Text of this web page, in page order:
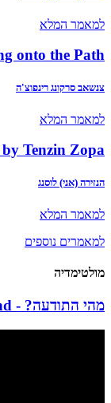
למאמר המלא
onto the Path
צנשאב סרקונג רינפוצ'ה
למאמר המלא
Tenzin Zopa
הנזירה (אני) לוסנג
למאמר המלא
למאמרים נוספים
מולטימדיה
מהי התודעה? - What is the mind?